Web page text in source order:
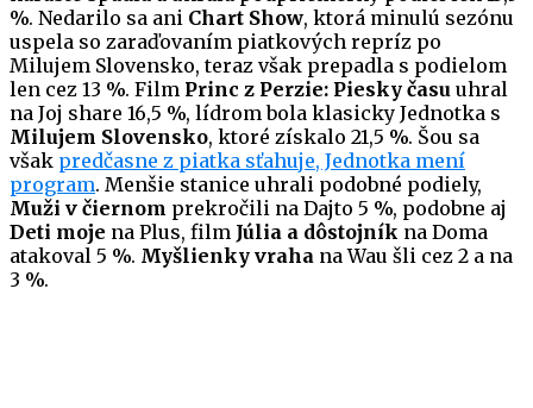
%. Nedarilo sa ani Chart Show, ktorá minulú sezónu
uspela so zaraďovaním piatkových repríz po
Milujem Slovensko, teraz však prepadla s podielom
len cez 13 %. Film Princ z Perzie: Piesky času uhral
na Joj share 16,5 %, lídrom bola klasicky Jednotka s
Milujem Slovensko, ktoré získalo 21,5 %. Šou sa
však predčasne z piatka sťahuje, Jednotka mení
program. Menšie stanice uhrali podobné podiely,
Muži v čiernom prekročili na Dajto 5 %, podobne aj
Deti moje na Plus, film Júlia a dôstojník na Doma
atakoval 5 %. Myšlienky vraha na Wau šli cez 2 a na
3 %.